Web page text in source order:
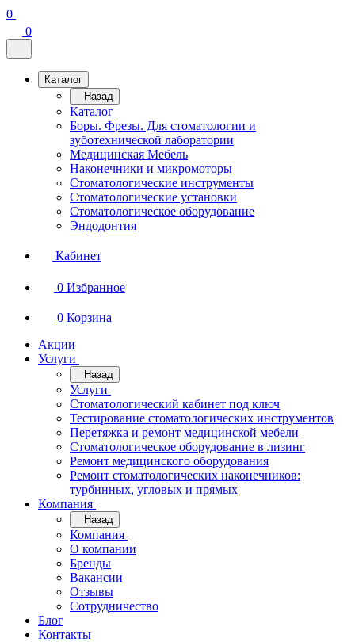
0
0
Каталог
Назад
Каталог
Боры. Фрезы. Для стоматологии и
зуботехнической лаборатории
Медицинская Мебель
Наконечники и микромоторы
Стоматологические инструменты
Стоматологические установки
Стоматологическое оборудование
Эндодонтия
Кабинет
0 Избранное
0 Корзина
Акции
Услуги
Назад
Услуги
Стоматологический кабинет под ключ
Тестирование стоматологических инструментов
Перетяжка и ремонт медицинской мебели
Стоматологическое оборудование в лизинг
Ремонт медицинского оборудования
Ремонт стоматологических наконечников:
турбинных, угловых и прямых
Компания
Назад
Компания
О компании
Бренды
Вакансии
Отзывы
Сотрудничество
Блог
Контакты